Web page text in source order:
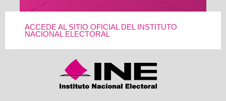
ACCEDE AL SITIO OFICIAL DEL INSTITUTO
NACIONAL ELECTORAL